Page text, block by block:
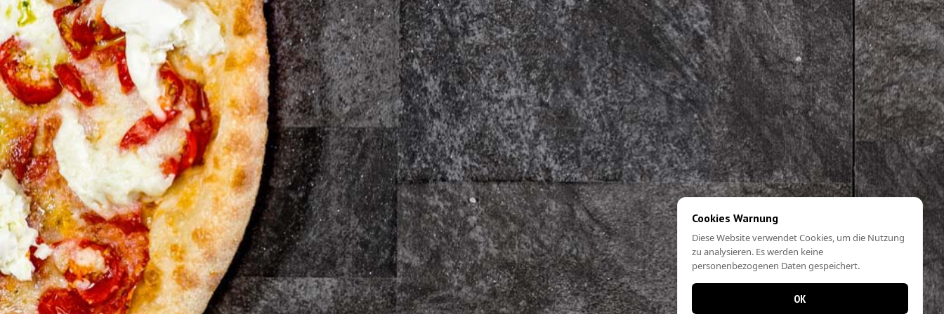
Cookies Warnung
Diese Website verwendet Cookies, um die Nutzung
zu analysieren. Es werden keine
personenbezogenen Daten gespeichert.
OK